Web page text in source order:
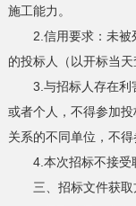
施工能力。
2.信用要求：未被
的投标人（以开标当天
3.与招标人存在利
或者个人，不得参加
关系的不同单位，不得
4.本次招标不接受
三、招标文件获